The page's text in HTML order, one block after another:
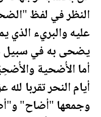
النظر في لفظ
عليه والبريء الذي
يضحى به في سبيل
أما الأُضحية
أيام النحر تقربا
وجمعها "أضاح"